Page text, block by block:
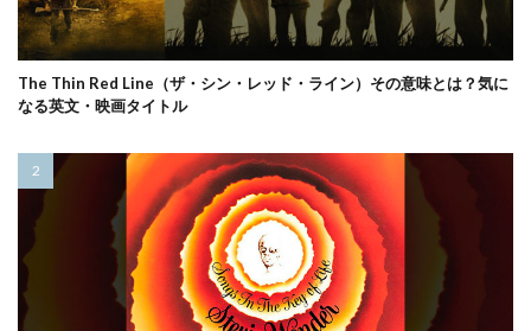
The Thin Red Line（ザ・シン・レッド・ライン）その意味とは？気に
なる英文・映画タイトル